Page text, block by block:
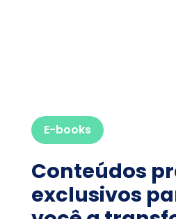
E-books
Conteúdos
exclusivos